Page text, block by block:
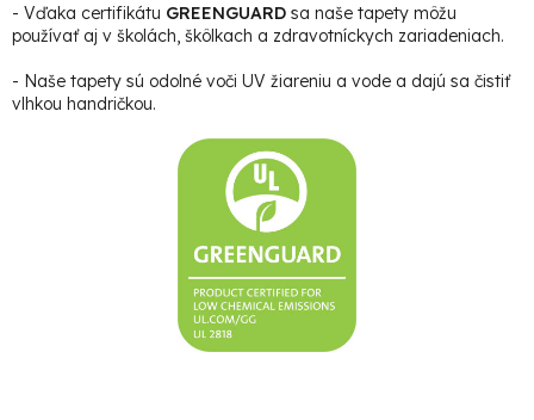
- Vďaka certifikátu GREENGUARD sa naše tapety môžu
používať aj v školách, škôlkach a zdravotníckych zariadeniach.
- Naše tapety sú odolné voči UV žiareniu a vode a dajú sa čistiť
vlhkou handričkou.